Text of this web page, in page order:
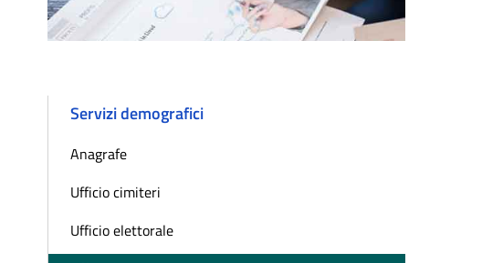
Servizi demografici
Anagrafe
Ufficio cimiteri
Ufficio elettorale